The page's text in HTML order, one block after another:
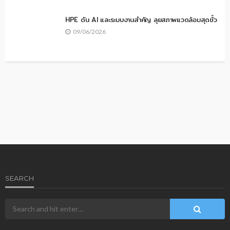
HPE ดัน AI และระบบงานสำคัญ ลุยสภาพแวดล้อมสุดขั้ว
09/06/2026
SEARCH